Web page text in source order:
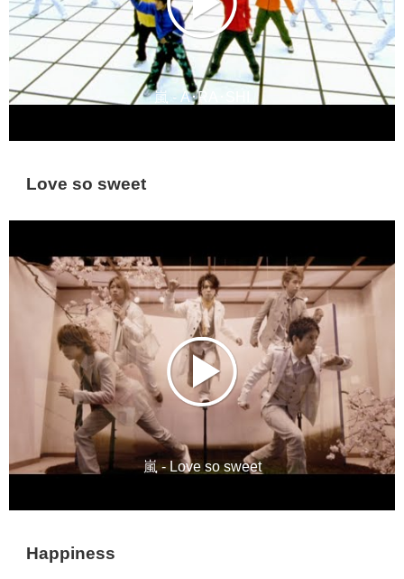
嵐 - A･RA･SHI
Love so sweet
嵐 - Love so sweet
Happiness